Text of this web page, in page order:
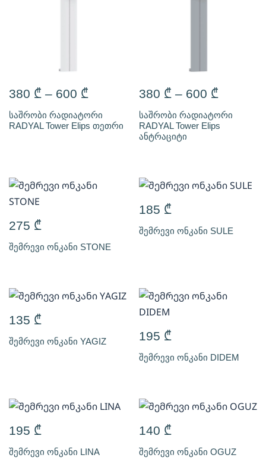
380 ₾ – 600 ₾
საშრობი რადიატორი
RADYAL Tower Elips თეთრი
380 ₾ – 600 ₾
საშრობი რადიატორი
RADYAL Tower Elips
ანტრაციტი
275 ₾
შემრევი ონკანი STONE
185 ₾
შემრევი ონკანი SULE
135 ₾
შემრევი ონკანი YAGIZ 195 ₾
შემრევი ონკანი DIDEM
195 ₾
შემრევი ონკანი LINA
140 ₾
შემრევი ონკანი OGUZ